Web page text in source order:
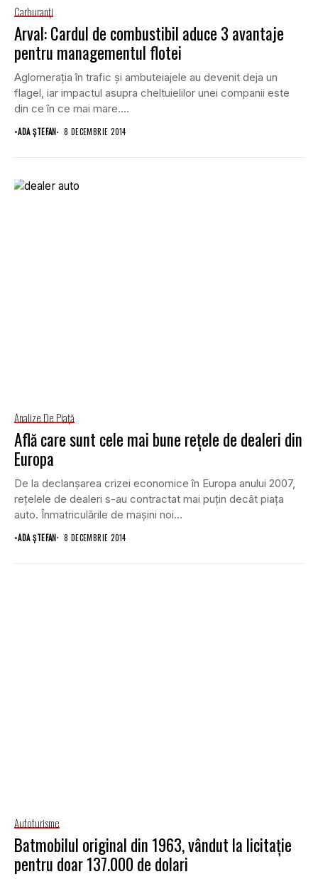
Carburanţi
Arval: Cardul de combustibil aduce 3 avantaje
pentru managementul flotei
Aglomeraţia în trafic şi ambuteiajele au devenit deja un
flagel, iar impactul asupra cheltuielilor unei companii este
din ce în ce mai mare....
•ADA ȘTEFAN 8 DECEMBRIE 2014
Analize De Piață
Află care sunt cele mai bune reţele de dealeri din
Europa
De la declanşarea crizei economice în Europa anului 2007,
reţelele de dealeri s-au contractat mai puţin decât piaţa
auto. Înmatriculările de maşini noi...
•ADA ȘTEFAN 8 DECEMBRIE 2014
Autoturisme
Batmobilul original din 1963, vândut la licitaţie
pentru doar 137.000 de dolari